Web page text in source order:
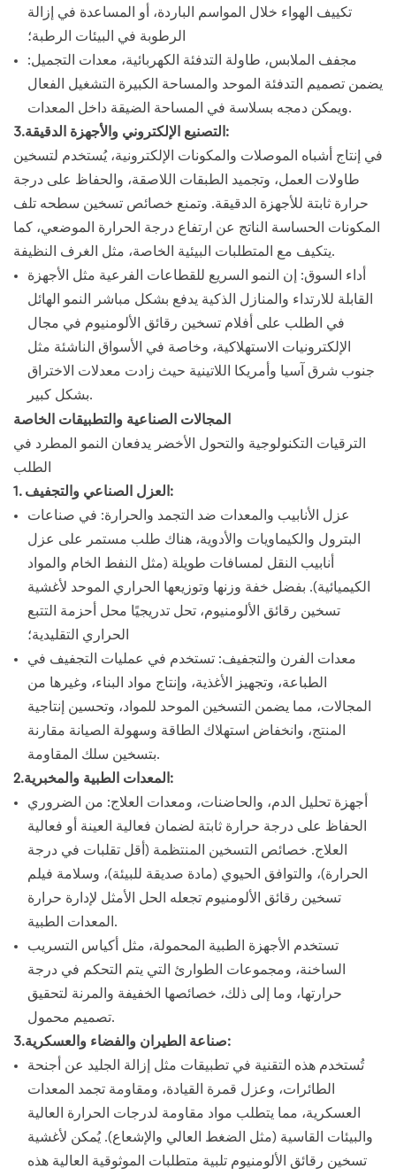
تكييف الهواء خلال المواسم الباردة، أو المساعدة في إزالة
الرطوبة في البيئات الرطبة؛
مجفف الملابس، طاولة التدفئة الكهربائية، معدات التجميل:
يضمن تصميم التدفئة الموحد والمساحة الكبيرة التشغيل الفعال
ويمكن دمجه بسلاسة في المساحة الضيقة داخل المعدات.
3.التصنيع الإلكتروني والأجهزة الدقيقة:
في إنتاج أشباه الموصلات والمكونات الإلكترونية، يُستخدم لتسخين
طاولات العمل، وتجميد الطبقات اللاصقة، والحفاظ على درجة
حرارة ثابتة للأجهزة الدقيقة. وتمنع خصائص تسخين سطحه تلف
المكونات الحساسة الناتج عن ارتفاع درجة الحرارة الموضعي، كما
يتكيف مع المتطلبات البيئية الخاصة، مثل الغرف النظيفة.
أداء السوق: إن النمو السريع للقطاعات الفرعية مثل الأجهزة
القابلة للارتداء والمنازل الذكية يدفع بشكل مباشر النمو الهائل
في الطلب على أفلام تسخين رقائق الألومنيوم في مجال
الإلكترونيات الاستهلاكية، وخاصة في الأسواق الناشئة مثل
جنوب شرق آسيا وأمريكا اللاتينية حيث زادت معدلات الاختراق
بشكل كبير.
المجالات الصناعية والتطبيقات الخاصة
الترقيات التكنولوجية والتحول الأخضر يدفعان النمو المطرد في
الطلب
1. العزل الصناعي والتجفيف:
عزل الأنابيب والمعدات ضد التجمد والحرارة: في صناعات
البترول والكيماويات والأدوية، هناك طلب مستمر على عزل
أنابيب النقل لمسافات طويلة (مثل النفط الخام والمواد
الكيميائية). بفضل خفة وزنها وتوزيعها الحراري الموحد لأغشية
تسخين رقائق الألومنيوم، تحل تدريجيًا محل أحزمة التتبع
الحراري التقليدية؛
معدات الفرن والتجفيف: تستخدم في عمليات التجفيف في
الطباعة، وتجهيز الأغذية، وإنتاج مواد البناء، وغيرها من
المجالات، مما يضمن التسخين الموحد للمواد، وتحسين إنتاجية
المنتج، وانخفاض استهلاك الطاقة وسهولة الصيانة مقارنة
بتسخين سلك المقاومة.
2.المعدات الطبية والمخبرية:
أجهزة تحليل الدم، والحاضنات، ومعدات العلاج: من الضروري
الحفاظ على درجة حرارة ثابتة لضمان فعالية العينة أو فعالية
العلاج. خصائص التسخين المنتظمة (أقل تقلبات في درجة
الحرارة)، والتوافق الحيوي (مادة صديقة للبيئة)، وسلامة فيلم
تسخين رقائق الألومنيوم تجعله الحل الأمثل لإدارة حرارة
المعدات الطبية.
تستخدم الأجهزة الطبية المحمولة، مثل أكياس التسريب
الساخنة، ومجموعات الطوارئ التي يتم التحكم في درجة
حرارتها، وما إلى ذلك، خصائصها الخفيفة والمرنة لتحقيق
تصميم محمول.
3.صناعة الطيران والفضاء والعسكرية:
تُستخدم هذه التقنية في تطبيقات مثل إزالة الجليد عن أجنحة
الطائرات، وعزل قمرة القيادة، ومقاومة تجمد المعدات
العسكرية، مما يتطلب مواد مقاومة لدرجات الحرارة العالية
والبيئات القاسية (مثل الضغط العالي والإشعاع). يُمكن لأغشية
تسخين رقائق الألومنيوم تلبية متطلبات الموثوقية العالية هذه